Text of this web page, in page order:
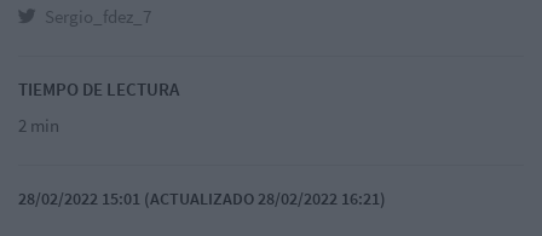
Sergio_fdez_7
TIEMPO DE LECTURA
2 min
28/02/2022 15:01 (ACTUALIZADO 28/02/2022 16:21)